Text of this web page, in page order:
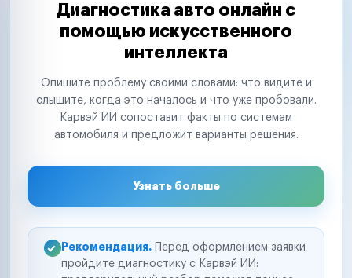
Диагностика авто онлайн с
помощью искусственного
интеллекта
Опишите проблему своими словами: что видите и
слышите, когда это началось и что уже пробовали.
Карвэй ИИ сопоставит факты по системам
автомобиля и предложит варианты решения.
Узнать больше
Рекомендация. Перед оформлением заявки
пройдите диагностику с Карвэй ИИ: